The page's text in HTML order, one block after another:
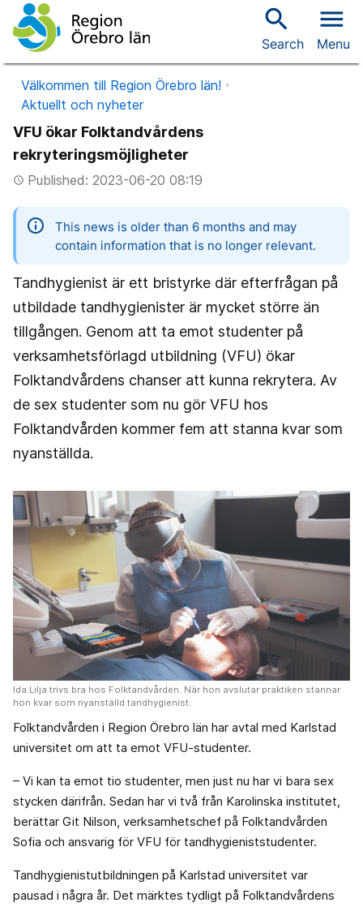
search
Search
menu
Menu
Välkommen till Region Örebro län!
Aktuellt och nyheter
VFU ökar Folktandvårdens
rekryteringsmöjligheter
access_timePublished: 2023-06-20 08:19
information
This news is older than 6 months and may
contain information that is no longer relevant.
Tandhygienist är ett bristyrke där efterfrågan på
utbildade tandhygienister är mycket större än
tillgången. Genom att ta emot studenter på
verksamhetsförlagd utbildning (VFU) ökar
Folktandvårdens chanser att kunna rekrytera. Av
de sex studenter som nu gör VFU hos
Folktandvården kommer fem att stanna kvar som
nyanställda.
Ida Lilja trivs bra hos Folktandvården. När hon avslutar praktiken stannar
hon kvar som nyanställd tandhygienist.
Folktandvården i Region Örebro län har avtal med Karlstad
universitet om att ta emot VFU-studenter.
– Vi kan ta emot tio studenter, men just nu har vi bara sex
stycken därifrån. Sedan har vi två från Karolinska institutet,
berättar Git Nilson, verksamhetschef på Folktandvården
Sofia och ansvarig för VFU för tandhygieniststudenter.
Tandhygienistutbildningen på Karlstad universitet var
pausad i några år. Det märktes tydligt på Folktandvårdens